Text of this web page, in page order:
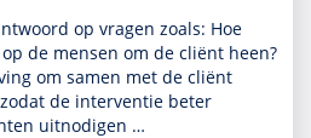
op vragen zoals: Hoe
de mensen om de cliënt heen?
om samen met de cliënt
de inter­ventie beter
uitnodigen …